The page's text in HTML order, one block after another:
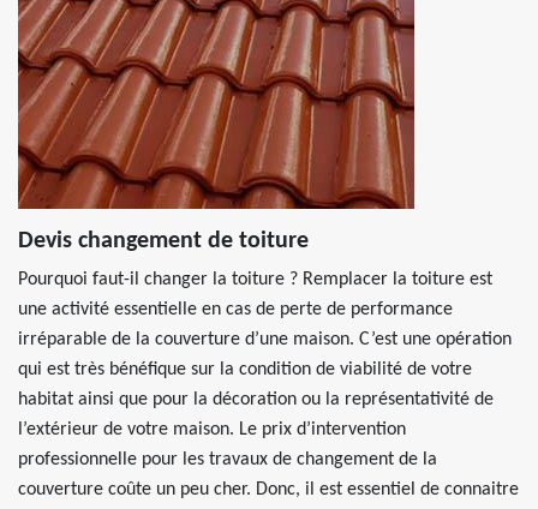
Devis changement de toiture
Pourquoi faut-il changer la toiture ? Remplacer la toiture est
une activité essentielle en cas de perte de performance
irréparable de la couverture d’une maison. C’est une opération
qui est très bénéfique sur la condition de viabilité de votre
habitat ainsi que pour la décoration ou la représentativité de
l’extérieur de votre maison. Le prix d’intervention
professionnelle pour les travaux de changement de la
couverture coûte un peu cher. Donc, il est essentiel de connaitre